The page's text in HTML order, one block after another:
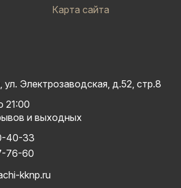
Карта сайта
ул. Электрозаводская, д.52, стр.8
21:00
и выходных
40-33
76-60
kknp.ru